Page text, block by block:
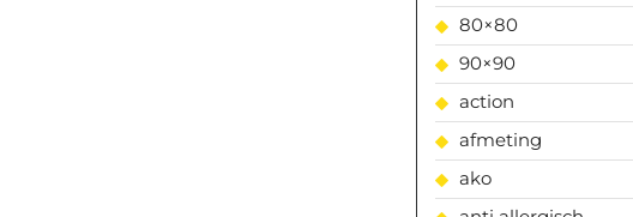
80×80
90×90
action
afmeting
ako